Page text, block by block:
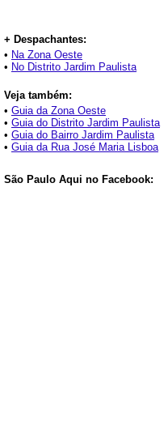
+ Despachantes:
• Na Zona Oeste
• No Distrito Jardim Paulista
Veja também:
• Guia da Zona Oeste
• Guia do Distrito Jardim Paulista
• Guia do Bairro Jardim Paulista
• Guia da Rua José Maria Lisboa
São Paulo Aqui no Facebook: